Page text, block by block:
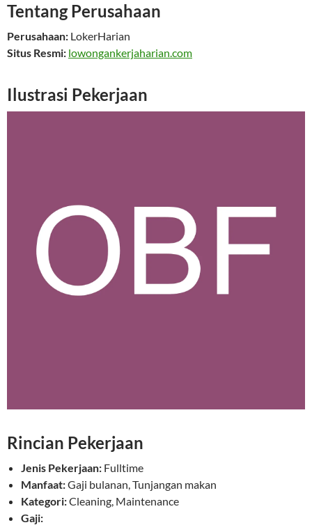
Tentang Perusahaan
Perusahaan: LokerHarian
Situs Resmi: lowongankerjaharian.com
Ilustrasi Pekerjaan
Rincian Pekerjaan
Jenis Pekerjaan: Fulltime
Manfaat:Gaji bulanan, Tunjangan makan
Kategori:Cleaning, Maintenance
Gaji: